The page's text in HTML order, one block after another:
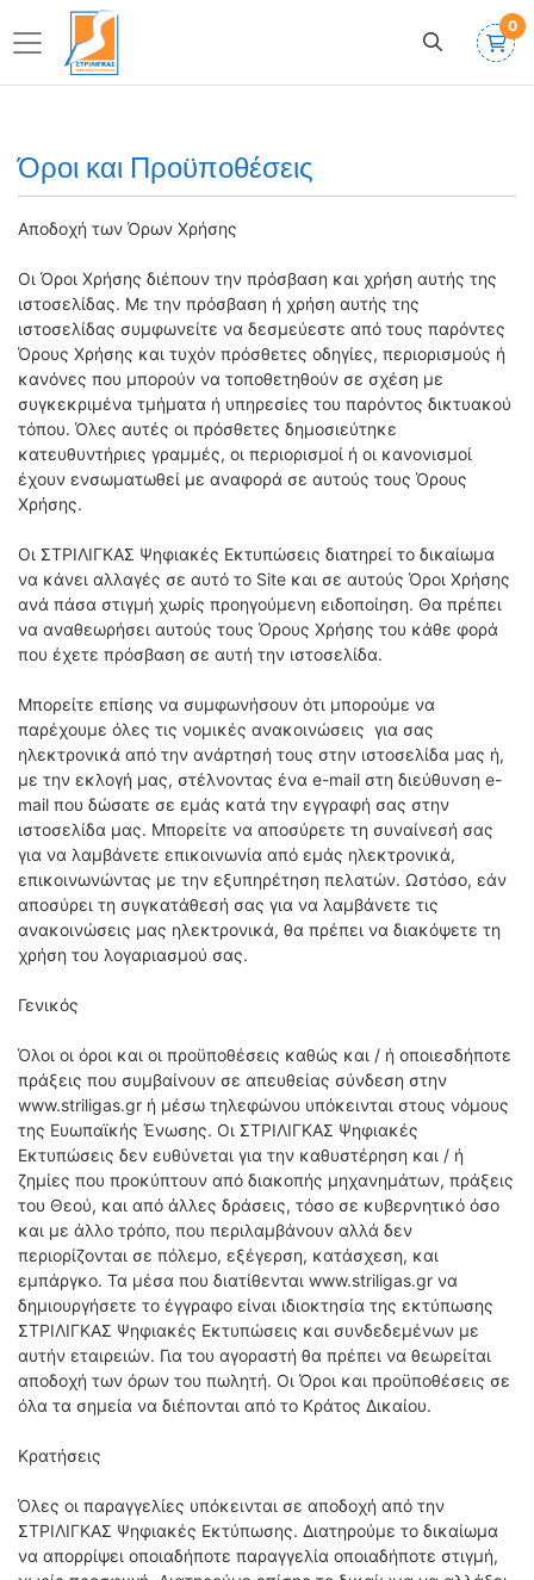
0
Όροι και Προϋποθέσεις
Αποδοχή των Όρων Χρήσης
Οι Όροι Χρήσης διέπουν την πρόσβαση και χρήση αυτής της
ιστοσελίδας. Με την πρόσβαση ή χρήση αυτής της
ιστοσελίδας συμφωνείτε να δεσμεύεστε από τους παρόντες
Όρους Χρήσης και τυχόν πρόσθετες οδηγίες, περιορισμούς ή
κανόνες που μπορούν να τοποθετηθούν σε σχέση με
συγκεκριμένα τμήματα ή υπηρεσίες του παρόντος δικτυακού
τόπου. Όλες αυτές οι πρόσθετες δημοσιεύτηκε
κατευθυντήριες γραμμές, οι περιορισμοί ή οι κανονισμοί
έχουν ενσωματωθεί με αναφορά σε αυτούς τους Όρους
Χρήσης.
Οι ΣΤΡΙΛΙΓΚΑΣ Ψηφιακές Εκτυπώσεις διατηρεί το δικαίωμα
να κάνει αλλαγές σε αυτό το Site και σε αυτούς Όροι Χρήσης
ανά πάσα στιγμή χωρίς προηγούμενη ειδοποίηση. Θα πρέπει
να αναθεωρήσει αυτούς τους Όρους Χρήσης του κάθε φορά
που έχετε πρόσβαση σε αυτή την ιστοσελίδα.
Μπορείτε επίσης να συμφωνήσουν ότι μπορούμε να
παρέχουμε όλες τις νομικές ανακοινώσεις για σας
ηλεκτρονικά από την ανάρτησή τους στην ιστοσελίδα μας ή,
με την εκλογή μας, στέλνοντας ένα e-mail στη διεύθυνση e-
mail που δώσατε σε εμάς κατά την εγγραφή σας στην
ιστοσελίδα μας. Μπορείτε να αποσύρετε τη συναίνεσή σας
για να λαμβάνετε επικοινωνία από εμάς ηλεκτρονικά,
επικοινωνώντας με την εξυπηρέτηση πελατών. Ωστόσο, εάν
αποσύρει τη συγκατάθεσή σας για να λαμβάνετε τις
ανακοινώσεις μας ηλεκτρονικά, θα πρέπει να διακόψετε τη
χρήση του λογαριασμού σας.
Γενικός
Όλοι οι όροι και οι προϋποθέσεις καθώς και / ή οποιεσδήποτε
πράξεις που συμβαίνουν σε απευθείας σύνδεση στην
www.striligas.gr ή μέσω τηλεφώνου υπόκεινται στους νόμους
της Ευωπαϊκής Ένωσης. Οι ΣΤΡΙΛΙΓΚΑΣ Ψηφιακές
Εκτυπώσεις δεν ευθύνεται για την καθυστέρηση και / ή
ζημίες που προκύπτουν από διακοπής μηχανημάτων, πράξεις
του Θεού, και από άλλες δράσεις, τόσο σε κυβερνητικό όσο
και με άλλο τρόπο, που περιλαμβάνουν αλλά δεν
περιορίζονται σε πόλεμο, εξέγερση, κατάσχεση, και
εμπάργκο. Τα μέσα που διατίθενται www.striligas.gr να
δημιουργήσετε το έγγραφο είναι ιδιοκτησία της εκτύπωσης
ΣΤΡΙΛΙΓΚΑΣ Ψηφιακές Εκτυπώσεις και συνδεδεμένων με
αυτήν εταιρειών. Για του αγοραστή θα πρέπει να θεωρείται
αποδοχή των όρων του πωλητή. Οι Όροι και προϋποθέσεις σε
όλα τα σημεία να διέπονται από το Κράτος Δικαίου.
Κρατήσεις
Όλες οι παραγγελίες υπόκεινται σε αποδοχή από την
ΣΤΡΙΛΙΓΚΑΣ Ψηφιακές Εκτύπωσης. Διατηρούμε το δικαίωμα
να απορρίψει οποιαδήποτε παραγγελία οποιαδήποτε στιγμή,